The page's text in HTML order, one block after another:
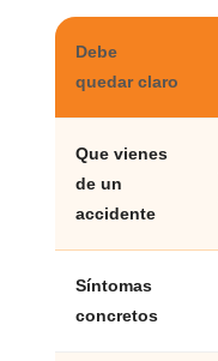
Debe
quedar claro
Que vienes
de un
accidente
Síntomas
concretos